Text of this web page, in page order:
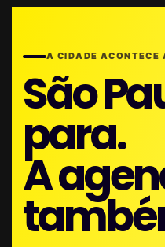
A CIDADE ACONTECE
São
para.
A